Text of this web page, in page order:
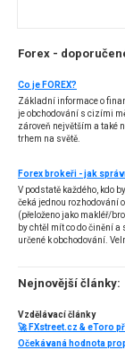
Forex -
Co je FOREX?
Základní informace o
je obchodování s cizími
zároveň největším a také
trhem na světě.
Forex brokeři - jak
V podstatě každého, kdo
čeká jednou rozhodování
(přeloženo jako makléř/
by chtěl mít co do činění
určené k obchodování.
několik příkladů
Nejnovější články:
Vzdělávací články
Očekávaná hodnota